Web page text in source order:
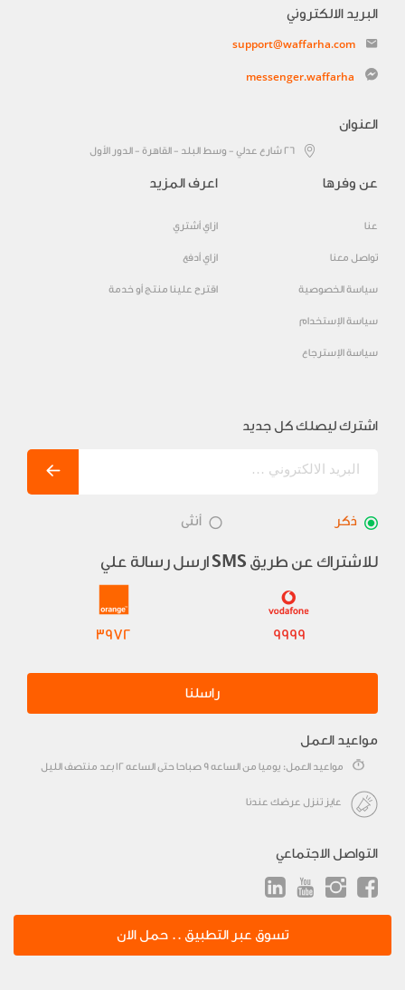
البريد الالكتروني
support@waffarha.com
messenger.waffarha
العنوان
٢٦ شارع عدلي - وسط البلد - القاهرة - الدور الأول
عن وفرها
عنا
تواصل معنا
سياسة الخصوصية
سياسة الإستخدام
سياسة الإسترجاع
اعرف المزيد
ازاي أشتري
ازاي أدفع
اقترح علينا منتج أو خدمة
اشترك ليصلك كل جديد
ذكر أنثى
للاشتراك عن طريق SMS ارسل رسالة علي
9999
3972
راسلنا
مواعيد العمل
مواعيد العمل: يوميا من الساعه 9 صباحا حتى الساعه 12 بعد منتصف الليل
عايز تنزل عرضك عندنا
التواصل الاجتماعي
تسوق عبر التطبيق .. حمل الان